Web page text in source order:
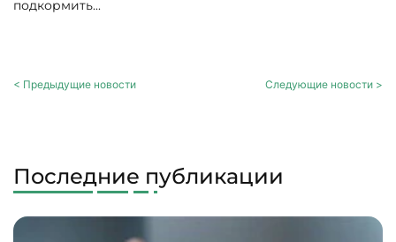
подкормить...
< Предыдущие новости Следующие новости >
Последние публикации